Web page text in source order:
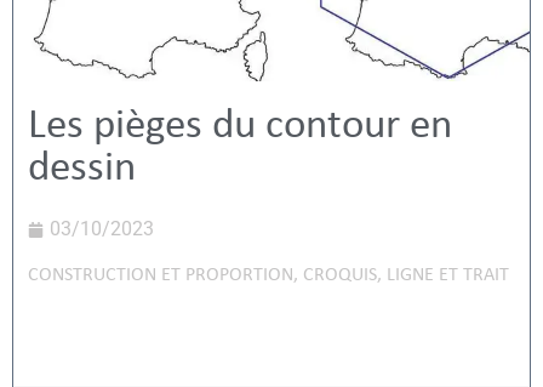
Les pièges du contour en
dessin
03/10/2023
CONSTRUCTION ET PROPORTION, CROQUIS, LIGNE ET TRAIT